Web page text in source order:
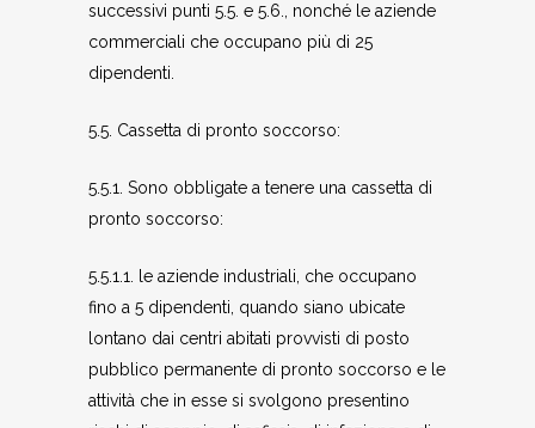
successivi punti 5.5. e 5.6., nonché le aziende
commerciali che occupano più di 25
dipendenti.
5.5. Cassetta di pronto soccorso:
5.5.1. Sono obbligate a tenere una cassetta di
pronto soccorso:
5.5.1.1. le aziende industriali, che occupano
fino a 5 dipendenti, quando siano ubicate
lontano dai centri abitati provvisti di posto
pubblico permanente di pronto soccorso e le
attività che in esse si svolgono presentino